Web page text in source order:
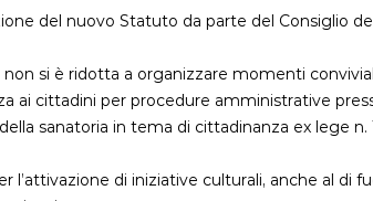
del nuovo Statuto da parte del Consiglio
non si è ridotta a organizzare momenti
ai cittadini per procedure amministrative
sanatoria in tema di cittadinanza ex lege n.
l’attivazione di iniziative culturali, anche al di